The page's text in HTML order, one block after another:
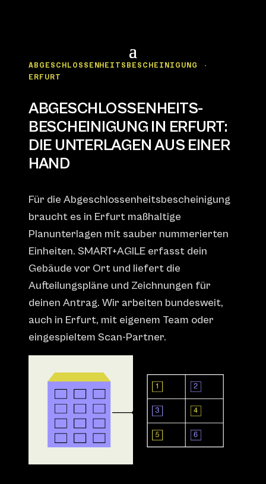
ABGESCHLOSSENHEITSBESCHEINIGUNG ·
ERFURT
ABGESCHLOSSENHEITS­
BESCHEINIGUNG IN ERFURT:
DIE UNTERLAGEN AUS EINER
HAND
Für die Abgeschlossenheitsbescheinigung
braucht es in Erfurt maßhaltige
Planunterlagen mit sauber nummerierten
Einheiten. SMART+AGILE erfasst dein
Gebäude vor Ort und liefert die
Aufteilungspläne und Zeichnungen für
deinen Antrag. Wir arbeiten bundesweit,
auch in Erfurt, mit eigenem Team oder
eingespieltem Scan-Partner.